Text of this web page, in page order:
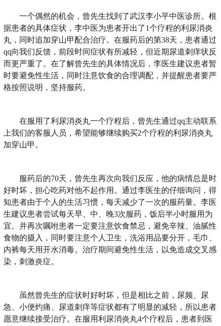
一个偶然的机会，曾先生找到了武汉李小平中医诊所。根
据患者的具体症状，李中医为患者开出了1个疗程的利尿消炎
丸，同时追加穿山甲配合治疗。在服药后的第38天，患者通过
qq向我们反馈，前段时间症状有所减轻，但近期尿道刺痒状反
而更严重了。在了解曾先生的具体情况后，李医生建议患者暂
时要避免性生活，同时注意饮食的合理调配，并提醒患者要严
格按照说明，坚持服药。
在服用了利尿消炎丸一个疗程后，曾先生通过qq主动联系
上我们的客服人员，希望能够继续购买2个疗程的利尿消炎丸
加穿山甲。
服药后的70天，曾先生再次向我们反应，他的病情总是时
好时坏，担心吃药对他不起作用。通过李医生的仔细询问，得
知患者由于个人的生活习惯，每天减少了一次的服药量。李医
生建议患者尝试每天早、中、晚3次服药，饭后半小时服用为
宜。并再次嘱咐患者一定要注意饮食禁忌，避免辛辣、油腻性
食物的摄入，同时要注意个人卫生，洗浴用品要分开，毛巾、
内裤每天用开水消毒。治疗期间避免性生活，以免造成交叉感
染，刺激炎症。
虽然曾先生的症状时好时坏，但是相比之前，尿频、尿
急、小便灼痛、尿道刺痒等症状都有了明显的减轻，所以患者
愿意继续接受治疗。在服用利尿消炎丸4个疗程后，患者到医